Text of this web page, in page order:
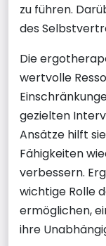
zu führen.
des
Die
wertvolle
gezielten
Ansätze hilft
Fähigkeiten
verbessern.
wichtige Rolle
ermöglichen,
ihre